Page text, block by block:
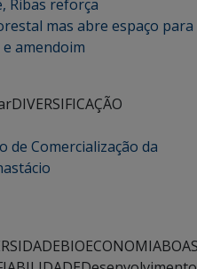
Ribas reforça
mas abre espaço para
amendoim
DIVERSIFICAÇÃO
de Comercialização da
BIOECONOMIA